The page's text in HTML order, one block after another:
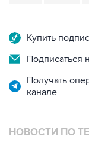
Купить
Подписаться
Получать
канале
НОВОСТИ ПО